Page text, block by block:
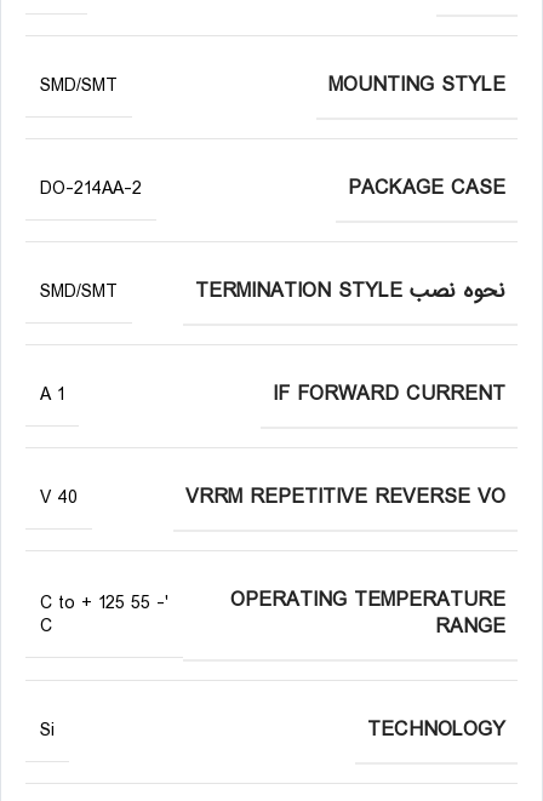
MOUNTING STYLE
SMD/SMT
PACKAGE CASE
DO-214AA-2
نحوه نصب TERMINATION STYLE SMD/SMT
IF FORWARD CURRENT
1 A
VRRM REPETITIVE REVERSE VO
40 V
OPERATING TEMPERATURE
RANGE
'- 55 C to + 125
C
TECHNOLOGY
Si